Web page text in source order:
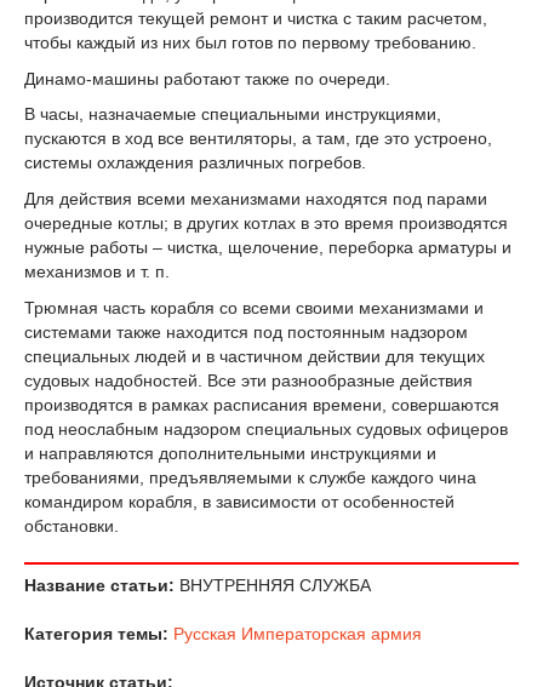
производится текущей ремонт и чистка с таким расчетом,
чтобы каждый из них был готов по первому требованию.
Динамо-машины работают также по очереди.
В часы, назначаемые специальными инструкциями,
пускаются в ход все вентиляторы, а там, где это устроено,
системы охлаждения различных погребов.
Для действия всеми механизмами находятся под парами
очередные котлы; в других котлах в это время производятся
нужные работы – чистка, щелочение, переборка арматуры и
механизмов и т. п.
Трюмная часть корабля со всеми своими механизмами и
системами также находится под постоянным надзором
специальных людей и в частичном действии для текущих
судовых надобностей. Все эти разнообразные действия
производятся в рамках расписания времени, совершаются
под неослабным надзором специальных судовых офицеров
и направляются дополнительными инструкциями и
требованиями, предъявляемыми к службе каждого чина
командиром корабля, в зависимости от особенностей
обстановки.
Название статьи: ВНУТРЕННЯЯ СЛУЖБА
Категория темы: Русская Императорская армия
Источник статьи: